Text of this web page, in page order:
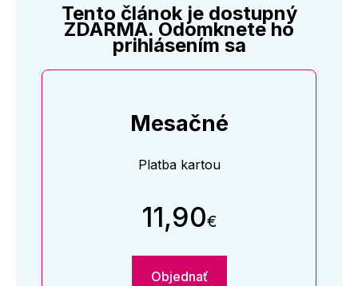
Tento článok je dostupný
ZDARMA. Odomknete ho
prihlásením sa
Mesačné
Platba kartou
11,90€
Objednať